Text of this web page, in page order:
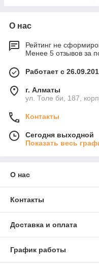
О нас
Рейтинг не
Менее 5 отзывов за
Работает с
г. Алматы
ул. Толе би, 187,
Контакты
Сегодня выходной
Показать весь
О нас
Контакты
Доставка и оплата
График работы